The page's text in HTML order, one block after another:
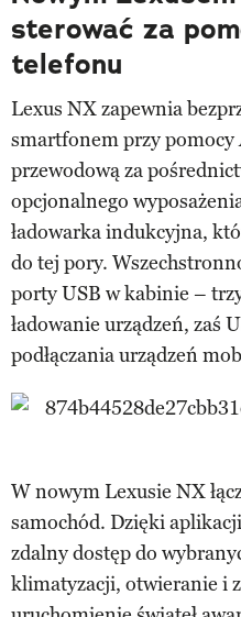
sterować za
telefonu
Lexus NX zapewnia
smartfonem przy
przewodową za
opcjonalnego
ładowarka indukcyjna,
do tej pory.
porty USB w kabinie –
ładowanie urządzeń, zaś
podłączania urządzeń
W nowym Lexusie NX
samochód. Dzięki
zdalny dostęp do
klimatyzacji, otwieranie i